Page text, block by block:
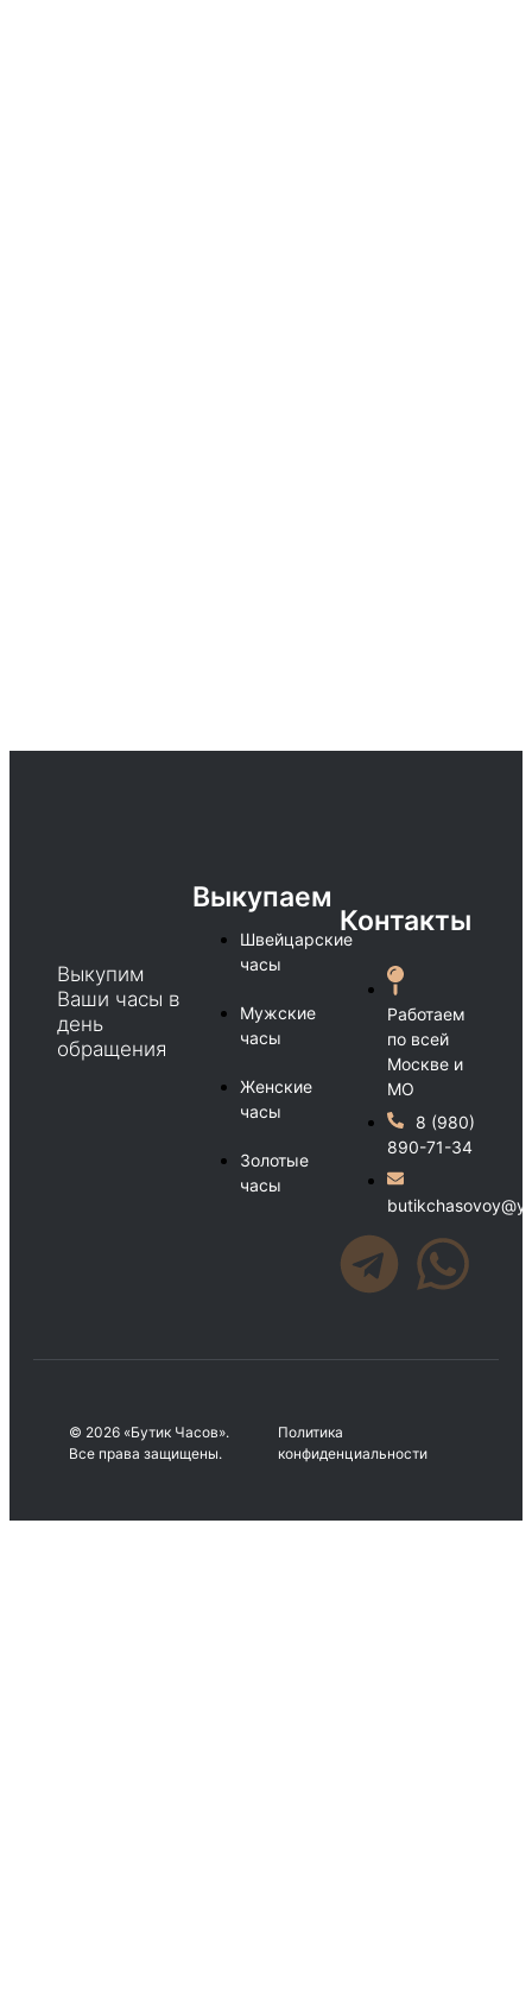
Выкупим
Ваши часы в
день
обращения
Выкупаем
Швейцарские
часы
Мужские
часы
Женские
часы
Золотые
часы
Контакты
Работаем
по всей
Москве и
МО
8 (980)
890-71-34
© 2026 «Бутик Часов».
Все права защищены.
Политика
конфиденциальности